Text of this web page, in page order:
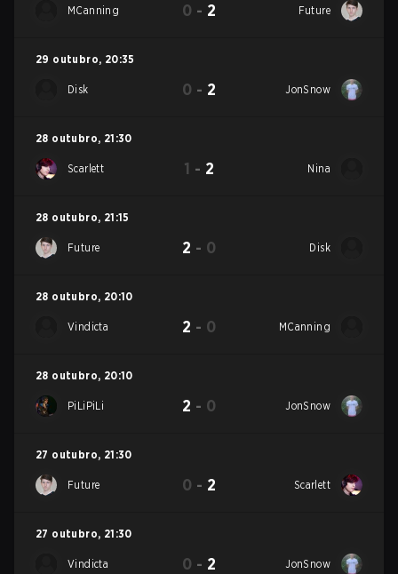
MCanning 0 - 2 Future
29 outubro, 20:35
Disk 0 - 2 JonSnow
28 outubro, 21:30
Scarlett 1 - 2 Nina
28 outubro, 21:15
Future 2 - 0 Disk
28 outubro, 20:10
Vindicta 2 - 0 MCanning
28 outubro, 20:10
PiLiPiLi 2 - 0 JonSnow
27 outubro, 21:30
Future 0 - 2 Scarlett
27 outubro, 21:30
Vindicta 0 - 2 JonSnow